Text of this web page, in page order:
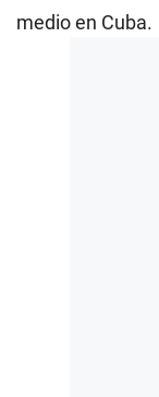
medio en Cuba.